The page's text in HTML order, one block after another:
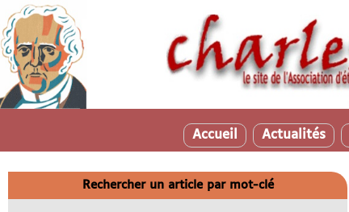
Accueil Actualités
Rechercher un article par mot-clé